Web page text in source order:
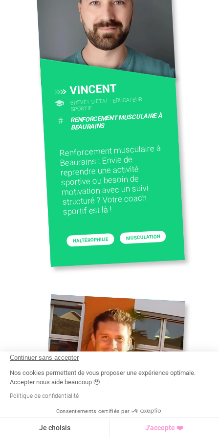
CONTACTEZ-NOUS
VINCENT
BREVET D'ETAT - EDUCATEUR
SPORTIF
# RENFORCEMENT MUSCULAIRE À
BEAURAINS
Renforcement musculaire à
Beaurains : Envie de
reprendre une activité
sportive ou besoin de
motivation avec un suivi
structuré ? Votre coach
sportif est là !
HALTÉROPHILIE MUSCULATION
Continuer sans accepter
Nos cookies permettent de vous proposer une expérience optimale.
Accepter nous aide beaucoup 🥹
Politique de confidentialité
Consentements certifiés par
Je choisis J'accepte ❤️